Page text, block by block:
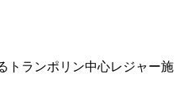
トランポリン中心レジャー施